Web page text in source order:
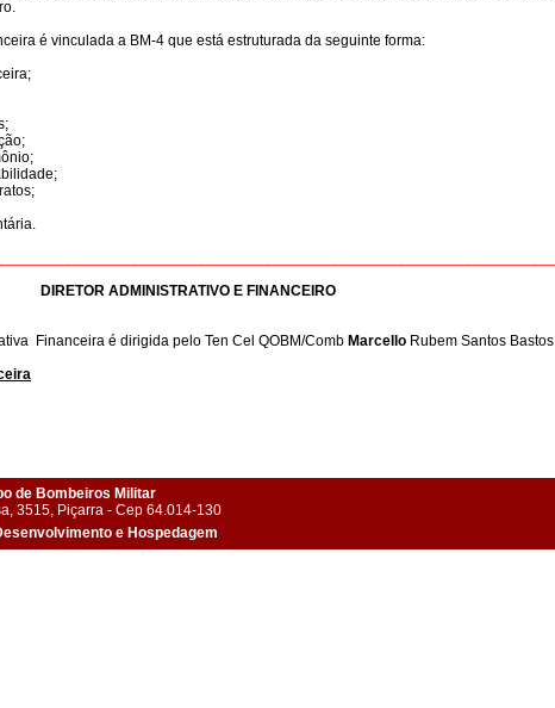
é vinculada a BM-4 que está estruturada da seguinte forma:
DIRETOR ADMINISTRATIVO E FINANCEIRO
Financeira é dirigida pelo Ten Cel QOBM/Comb Marcello Rubem Santos Bastos
de Bombeiros Militar
3515, Piçarra - Cep 64.014-130
e Hospedagem